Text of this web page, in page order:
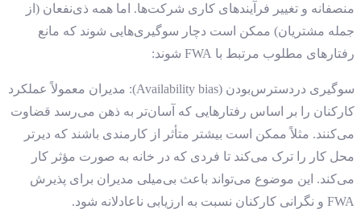
منصفانه و تغییر فرآیندهای کاری شرکت‌ها. اما همه ذی‌نفعان (از
جمله مشتریان) ممکن است دچار سوگیری‌هایی شوند که مانع
رفتارهای مطلوب مرتبط با FWA شوند:
سوگیری دردسترس‌بودن (Availability bias): مدیران معمولاً عملکرد
کارکنان را بر اساس رفتارهایی که آسان‌تر به ذهن می‌رسد قضاوت
می‌کنند. مثلاً ممکن است بیشتر متأثر از کارمندی باشند که دیرتر
محل کار را ترک می‌کند تا فردی که در خانه به صورت مؤثر کار
می‌کند. این موضوع می‌تواند باعث بی‌میلی مدیران برای پذیرش
FWA و نگرانی کارکنان نسبت به ارزیابی ناعادلانه شود.